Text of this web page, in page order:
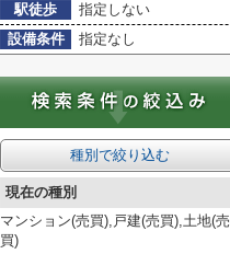
駅徒歩
指定しない
設備条件
指定なし
種別で絞り込む
現在の種別
マンション(売買),戸建(売買),土地(売
買)